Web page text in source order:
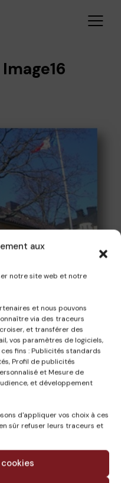
aux
notre site web et notre
et nous pouvons
via des traceurs
et transférer des
vos paramètres de logiciels,
fins : Publicités standards
Profil de publicités
et Mesure de
et développement
d'appliquer vos choix à ces
sûr refuser leurs traceurs et
octobre 2024